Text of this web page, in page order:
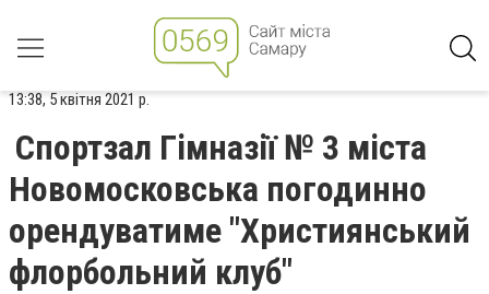
13:38, 5 квітня 2021 р.
Спортзал Гімназії № 3 міста
Новомосковська погодинно
орендуватиме "Християнський
флорбольний клуб"